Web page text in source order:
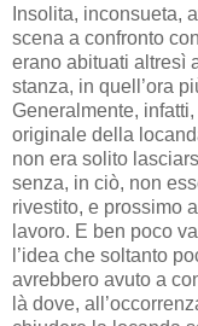
Insolita, inconsueta,
scena a confronto
erano abituati altresì
stanza, in quell’ora
Generalmente,
originale della
non era solito
senza, in ciò, non
rivestito, e prossimo
lavoro. E ben poco
l’idea che soltanto
avrebbero avuto a
là dove,